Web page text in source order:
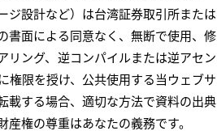
ジ設計など）は台湾証券取引所または
書面による同意なく、無断で使用、修
リング、逆コンパイルまたは逆アセン
権限を授け、公共使用する当ウェブサ
載する場合、適切な方法で資料の出典
権の尊重はあなたの義務です。